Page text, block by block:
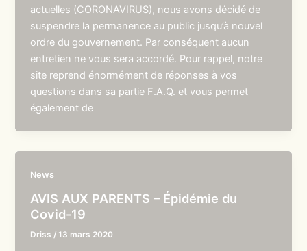
actuelles (CORONAVIRUS), nous avons décidé de
suspendre la permanence au public jusqu’à nouvel
ordre du gouvernement. Par conséquent aucun
entretien ne vous sera accordé. Pour rappel, notre
site reprend énormément de réponses à vos
questions dans sa partie F.A.Q. et vous permet
également de
News
AVIS AUX PARENTS – Épidémie du
Covid-19
Driss /13 mars 2020